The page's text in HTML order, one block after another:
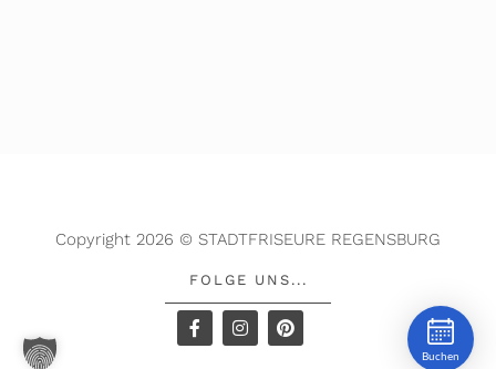
Copyright 2026 © STADTFRISEURE REGENSBURG
FOLGE UNS...
Buchen